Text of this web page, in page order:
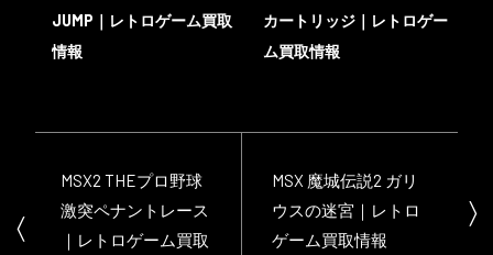
JUMP｜レトロゲーム買取
情報
カートリッジ｜レトロゲー
ム買取情報
MSX2 THEプロ野球
激突ペナントレース
｜レトロゲーム買取
MSX 魔城伝説2 ガリ
ウスの迷宮｜レトロ
ゲーム買取情報